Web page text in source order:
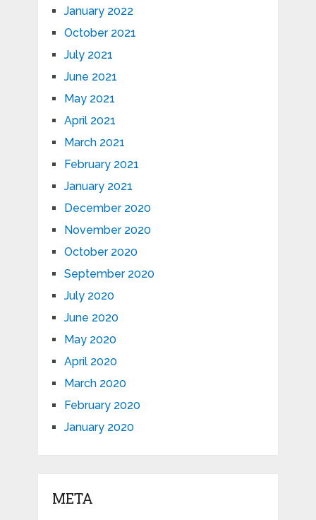
January 2022
October 2021
July 2021
June 2021
May 2021
April 2021
March 2021
February 2021
January 2021
December 2020
November 2020
October 2020
September 2020
July 2020
June 2020
May 2020
April 2020
March 2020
February 2020
January 2020
META